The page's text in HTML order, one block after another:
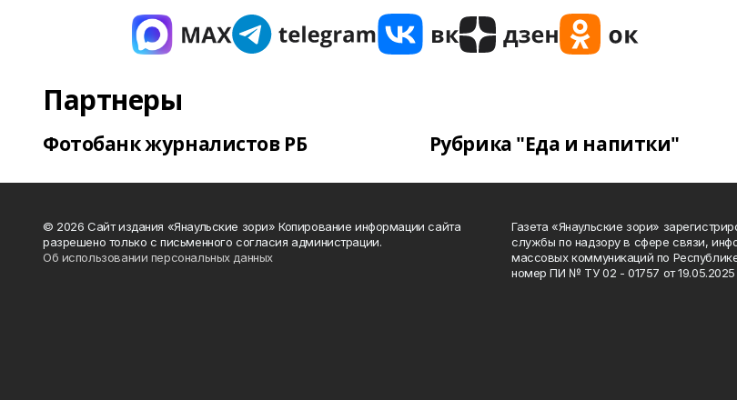
Партнеры
Фотобанк журналистов РБ Рубрика "Еда и напитки"
© 2026 Сайт издания «Янаульские зори» Копирование информации сайта
разрешено только с письменного согласия администрации.
Об использовании персональных данных
Газета «Янаульские зори»
службы по надзору в сфере связи,
массовых коммуникаций по
номер ПИ № ТУ 02 - 01757 от 19.05.2025